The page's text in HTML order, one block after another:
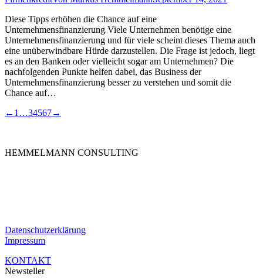
Diese Tipps erhöhen die Chance auf eine
Unternehmensfinanzierung Viele Unternehmen benötige eine
Unternehmensfinanzierung und für viele scheint dieses Thema auch
eine unüberwindbare Hürde darzustellen. Die Frage ist jedoch, liegt
es an den Banken oder vielleicht sogar am Unternehmen? Die
nachfolgenden Punkte helfen dabei, das Business der
Unternehmensfinanzierung besser zu verstehen und somit die
Chance auf…
← 1 …34567→
HEMMELMANN CONSULTING
Datenschutzerklärung
Impressum
KONTAKT
Newsteller